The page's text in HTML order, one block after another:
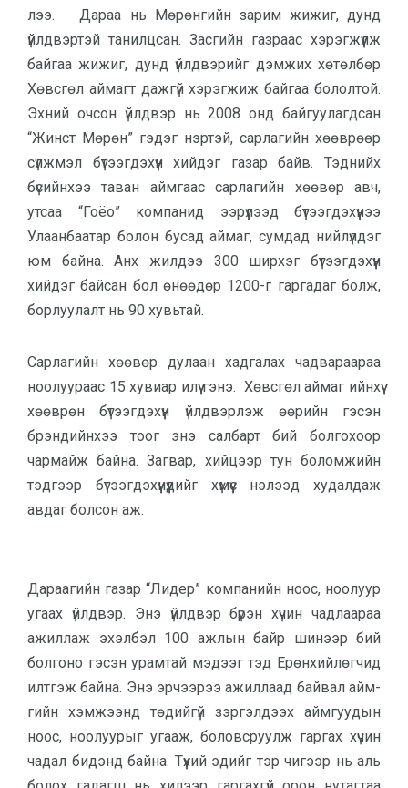
лээ. Да­раа нь Мөрөнгийн зарим жижиг, дунд
үйлдвэртэй танилцсан. Засгийн газ­раас хэрэгжүүлж
байгаа жижиг, дунд үйлдвэрийг дэмжих хөтөлбөр
Хөвсгөл аймагт дажгүй хэрэгжиж байгаа бо­лолтой.
Эхний очсон үйлдвэр нь 2008 онд байгуулагдсан
“Жинст Мөрөн” гэ­дэг нэртэй, сарлагийн хөөврөөр
сүлж­мэл бүтээгдэхүүн хийдэг газар байв. Тэднийх
бүсийнхээ таван аймгаас сарлагийн хөөвөр авч,
утсаа “Гоёо” компанид ээрүүлээд бүтээгдэхүүнээ
Улаанбаатар болон бусад аймаг, сумдад нийлүүлдэг
юм байна. Анх жил­дээ 300 ширхэг бүтээгдэхүүн
хийдэг байсан бол өнөөдөр 1200-г гар­гадаг болж,
борлуулалт нь 90 хувьтай.
Сарлагийн хөөвөр дулаан хад­галах чадвараараа
ноолуураас 15 ху­виар илүү гэнэ. Хөвсгөл аймаг ийнхүү
хөөврөн бүтээгдэхүүн үйлдвэрлэж өө­рийн гэсэн
брэндийнхээ тоог энэ сал­барт бий болгохоор
чармайж бай­на. Загвар, хийцээр тун боломжийн
тэдгээр бүтээгдэхүүнүүдийг хүмүүс нэ­лээд худалдаж
авдаг болсон аж.
Дараагийн газар “Лидер” компа­нийн ноос, ноолуур
угаах үйлдвэр. Энэ үйлд­вэр бүрэн хүчин чадлаараа
ажил­лаж эхэлбэл 100 ажлын байр ши­нээр бий
болгоно гэсэн урамтай мэ­дээг тэд Ерөн­хийлөгчид
илтгэж байна. Энэ эр­чээрээ ажиллаад байвал айм­
гийн хэм­жээнд төдийгүй зэргэлдээх айм­гуу­дын
ноос, ноолуурыг угааж, боловс­руулж гаргах хүчин
чадал бидэнд байна. Түүхий эдийг тэр чигээр нь аль